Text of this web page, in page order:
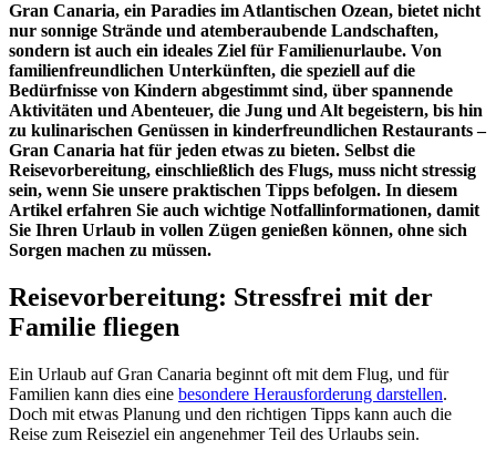
Gran Canaria, ein Paradies im Atlantischen Ozean, bietet nicht
nur sonnige Strände und atemberaubende Landschaften,
sondern ist auch ein ideales Ziel für Familienurlaube. Von
familienfreundlichen Unterkünften, die speziell auf die
Bedürfnisse von Kindern abgestimmt sind, über spannende
Aktivitäten und Abenteuer, die Jung und Alt begeistern, bis hin
zu kulinarischen Genüssen in kinderfreundlichen Restaurants –
Gran Canaria hat für jeden etwas zu bieten. Selbst die
Reisevorbereitung, einschließlich des Flugs, muss nicht stressig
sein, wenn Sie unsere praktischen Tipps befolgen. In diesem
Artikel erfahren Sie auch wichtige Notfallinformationen, damit
Sie Ihren Urlaub in vollen Zügen genießen können, ohne sich
Sorgen machen zu müssen.
Reisevorbereitung: Stressfrei mit der
Familie fliegen
Ein Urlaub auf Gran Canaria beginnt oft mit dem Flug, und für
Familien kann dies eine besondere Herausforderung darstellen.
Doch mit etwas Planung und den richtigen Tipps kann auch die
Reise zum Reiseziel ein angenehmer Teil des Urlaubs sein.